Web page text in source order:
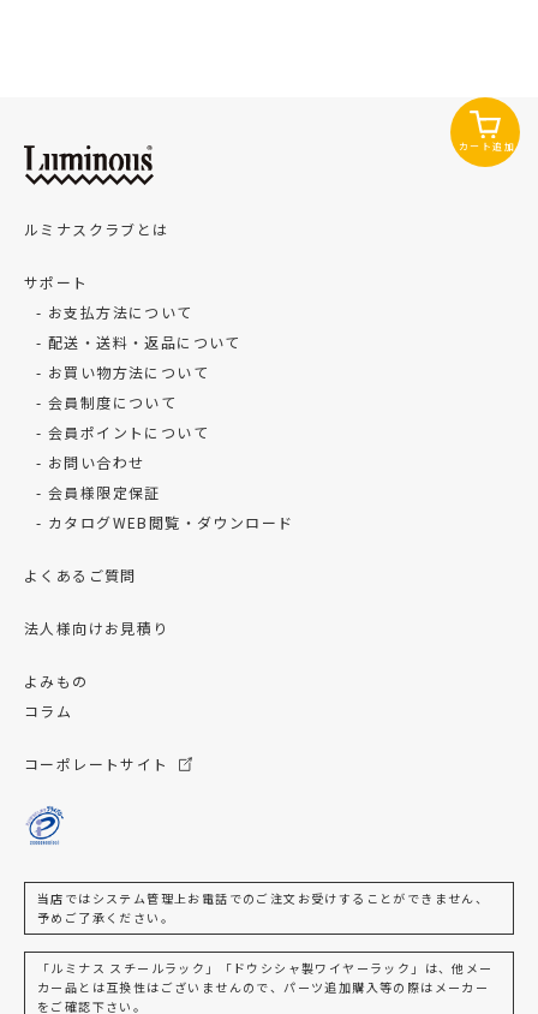
カート追加
ルミナスクラブとは
サポート
お支払方法について
配送・送料・返品について
お買い物方法について
会員制度について
会員ポイントについて
お問い合わせ
会員様限定保証
カタログWEB閲覧・ダウンロード
よくあるご質問
法人様向けお見積り
よみもの
コラム
コーポレートサイト
当店ではシステム管理上お電話でのご注文お受けすることができません、
予めご了承ください。
「ルミナス スチールラック」「ドウシシャ製ワイヤーラック」は、他メー
カー品とは互換性はございませんので、パーツ追加購入等の際はメーカー
をご確認下さい。